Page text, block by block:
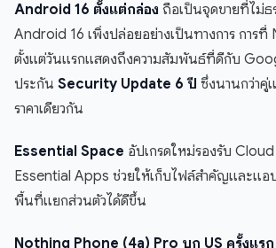
Android 16 ตั้งแต่กล่อง ถือเป็นจุดขายที่ไม่ธ
Android 16 เพิ่งปล่อยอย่างเป็นทางการ การที่
ตั้งแต่วันแรกแสดงถึงความสัมพันธ์ที่ดีกับ
ประกัน Security Update 6 ปี ซึ่งนานกว่า
ราคาเดียวกัน
Essential Space อัปเกรดใหม่รองรับ
Essential Apps ช่วยให้เก็บไฟล์สำคัญและแอ
พื้นที่แยกส่วนตัวได้ดีขึ้น
Nothing Phone (4a) Pro บุก US ครั้งแรก